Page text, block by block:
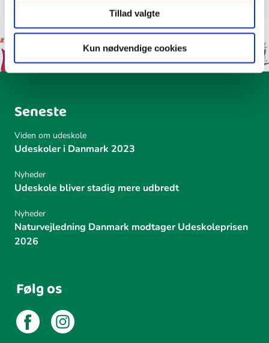
Tillad valgte
Kun nødvendige cookies
Seneste
Viden om udeskole
Udeskoler i Danmark 2023
Nyheder
Udeskole bliver stadig mere udbredt
Nyheder
Naturvejledning Danmark modtager Udeskoleprisen
2026
Følg os